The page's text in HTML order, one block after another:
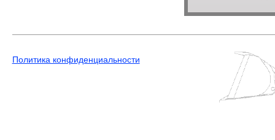
Политика конфиденциальности